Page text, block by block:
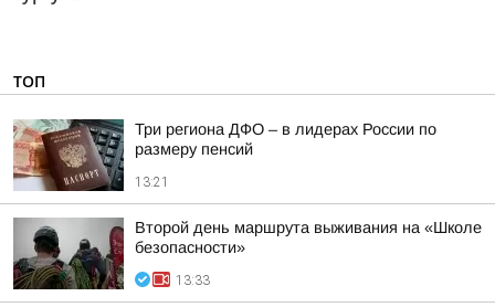
ТОП
Три региона ДФО – в лидерах России по
размеру пенсий
13:21
Второй день маршрута выживания на «Школе
безопасности»
13:33